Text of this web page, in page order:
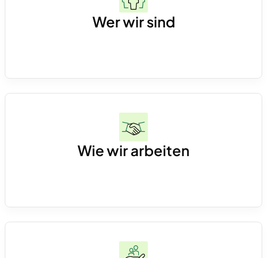
Wer wir sind
und eingebettet bei unseren Kunden – von
Wie wir arbeiten
Wir entwickeln skalierbare Finanzprozesse,